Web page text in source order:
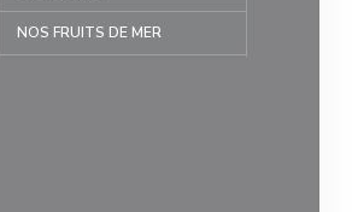
NOS FRUITS DE MER